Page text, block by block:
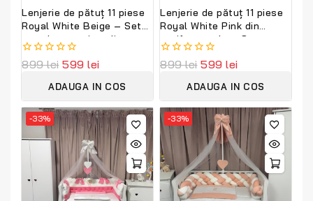
Lenjerie de pătuț 11 piese
Royal White Beige – Set
complet premium din
bumbac și catifea moale,
personalizabil cu nume –
0
899lei 599 lei
ADAUGA IN COS
Lenjerie de pătuț 11 piese
Royal White Pink din
catifea moale – Set
complet personalizabil ,
design elegant
0
899lei 599 lei
ADAUGA IN COS
-33% -33%